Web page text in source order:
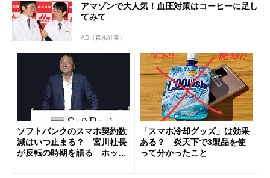
アマゾンで大人気！血圧対策はコーヒーに足し
てみて
AD（森永乳業）
ソフトバンクのスマホ契約数
減はいつ止まる？ 宮川社長
が反転の時期を語る ホッピ
「スマホ冷却グッズ」は効果
ある？ 炎天下で3製品を使
って分かったこと